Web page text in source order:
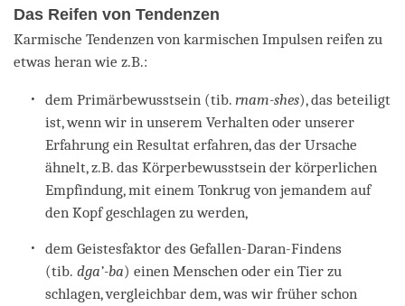
Das Reifen von Tendenzen
Karmische Tendenzen von karmischen Impulsen reifen zu
etwas heran wie z.B.:
dem Primärbewusstsein (tib.rnam-shes), das beteiligt
ist, wenn wir in unserem Verhalten oder unserer
Erfahrung ein Resultat erfahren, das der Ursache
ähnelt, z.B. das Körperbewusstsein der körperlichen
Empfindung, mit einem Tonkrug von jemandem auf
den Kopf geschlagen zu werden,
dem Geistesfaktor des Gefallen-Daran-Findens
(tib.dga’-ba) einen Menschen oder ein Tier zu
schlagen, vergleichbar dem, was wir früher schon